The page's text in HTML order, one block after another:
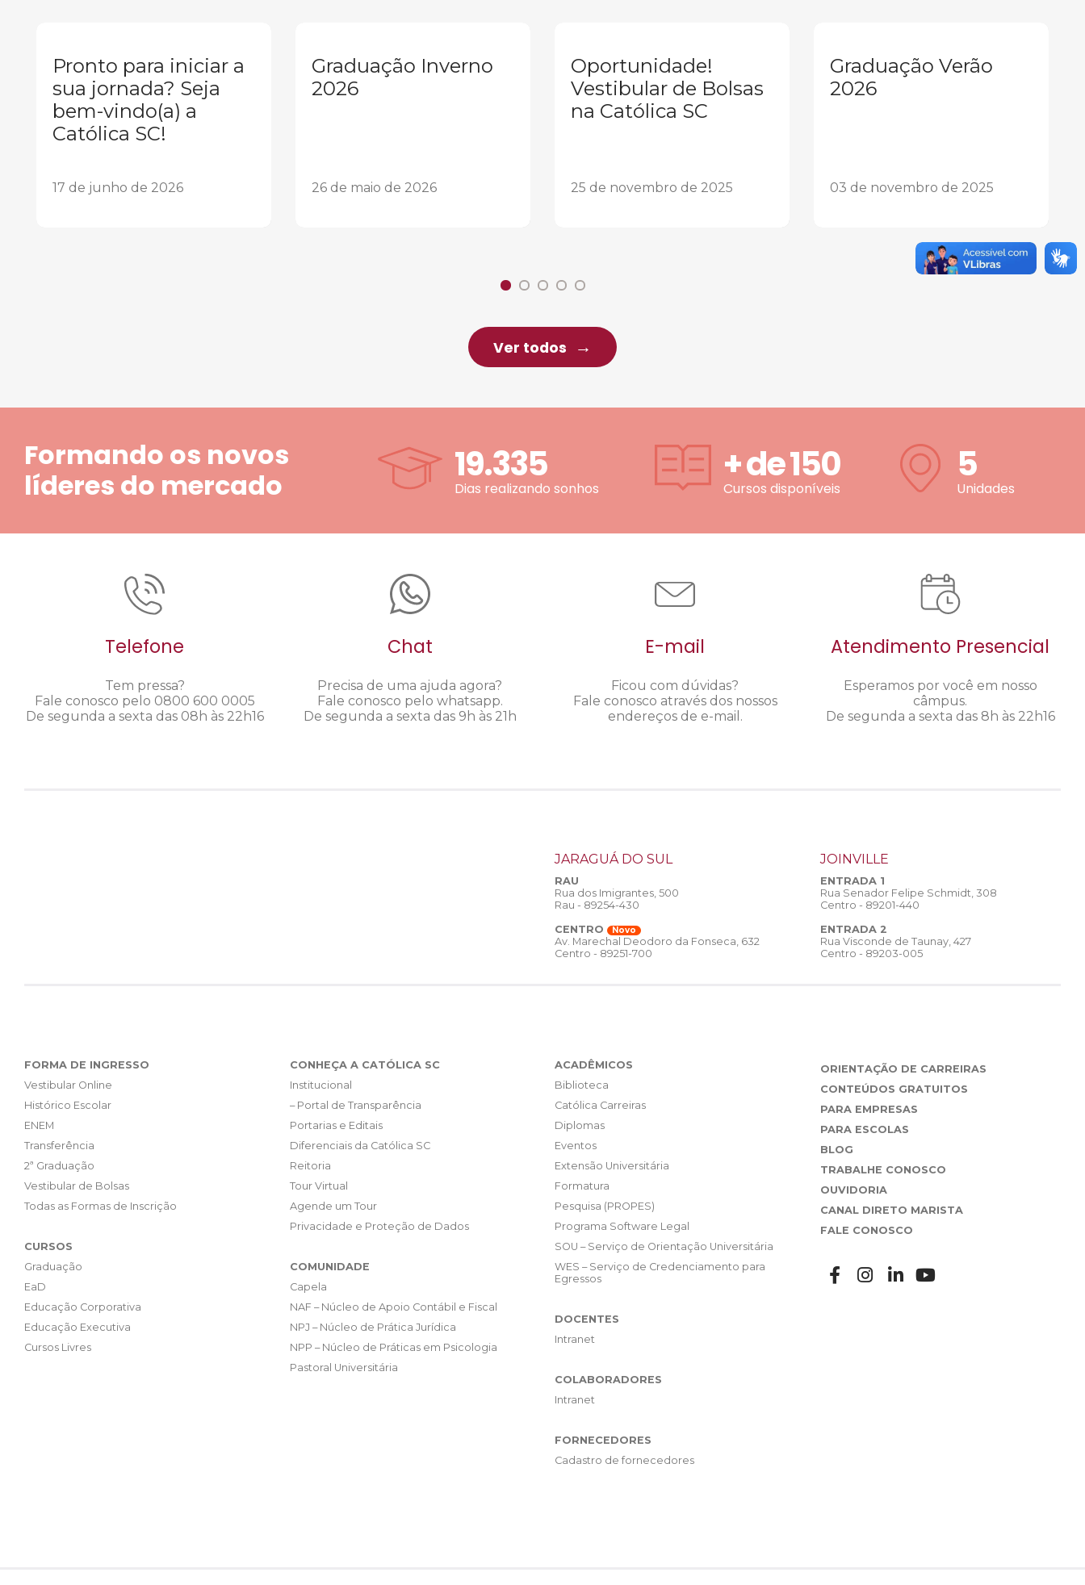
Pronto para iniciar a
sua jornada? Seja
bem-vindo(a) a
Católica SC!
17 de junho de 2026
Graduação Inverno
2026
26 de maio de 2026
Oportunidade!
Vestibular de Bolsas
na Católica SC
25 de novembro de 2025
Graduação Verão
2026
03 de novembro de 2025
Ver todos
Formando os novos
líderes do mercado
19.335
Dias realizando sonhos
+ de150
Cursos disponíveis
5
Unidades
Telefone
Tem pressa?
Fale conosco pelo 0800 600 0005
De segunda a sexta das 08h às 22h16
Chat
Precisa de uma ajuda agora?
Fale conosco pelo whatsapp.
De segunda a sexta das 9h às 21h
E-mail
Ficou com dúvidas?
Fale conosco através dos nossos
endereços de e-mail.
Atendimento Presencial
Esperamos por você em nosso
câmpus.
De segunda a sexta das 8h às 22h16
JARAGUÁ DO SUL
RAU
Rua dos Imigrantes, 500
Rau - 89254-430
CENTRO
Novo
Av. Marechal Deodoro da Fonseca, 632
Centro - 89251-700
JOINVILLE
ENTRADA 1
Rua Senador Felipe Schmidt, 308
Centro - 89201-440
ENTRADA 2
Rua Visconde de Taunay, 427
Centro - 89203-005
FORMA DE INGRESSO
Vestibular Online
Histórico Escolar
ENEM
Transferência
2ª Graduação
Vestibular de Bolsas
Todas as Formas de Inscrição
CURSOS
Graduação
EaD
Educação Corporativa
Educação Executiva
Cursos Livres
CONHEÇA A CATÓLICA SC
Institucional
– Portal de Transparência
Portarias e Editais
Diferenciais da Católica SC
Reitoria
Tour Virtual
Agende um Tour
Privacidade e Proteção de Dados
COMUNIDADE
Capela
NAF – Núcleo de Apoio Contábil e Fiscal
NPJ – Núcleo de Prática Jurídica
NPP – Núcleo de Práticas em Psicologia
Pastoral Universitária
ACADÊMICOS
Biblioteca
Católica Carreiras
Diplomas
Eventos
Extensão Universitária
Formatura
Pesquisa (PROPES)
Programa Software Legal
SOU – Serviço de Orientação Universitária
WES – Serviço de Credenciamento para
Egressos
DOCENTES
Intranet
COLABORADORES
Intranet
FORNECEDORES
Cadastro de fornecedores
ORIENTAÇÃO DE CARREIRAS
CONTEÚDOS GRATUITOS
PARA EMPRESAS
PARA ESCOLAS
BLOG
TRABALHE CONOSCO
OUVIDORIA
CANAL DIRETO MARISTA
FALE CONOSCO